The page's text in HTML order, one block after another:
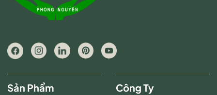
Sản Phẩm Công Ty